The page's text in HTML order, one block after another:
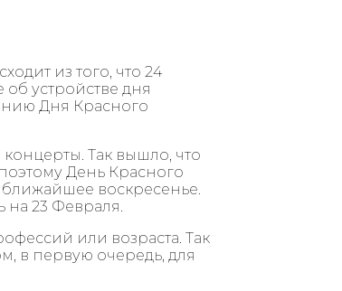
из того, что 24
устройстве дня
Дня Красного
Так вышло, что
День Красного
воскресенье.
на 23 Февраля.
или возраста. Так
в первую очередь, для